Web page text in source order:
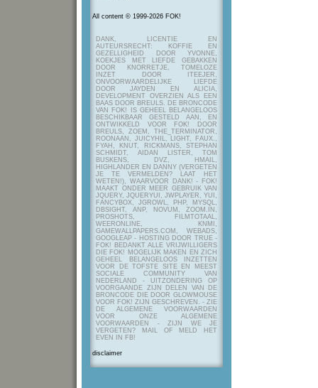
All content © 1999-2026 FOK!
DANK, LICENTIE EN
AUTEURSRECHT: KOFFIE EN
GEZELLIGHEID DOOR YVONNE,
KOEKJES MET LIEFDE GEBAKKEN
DOOR KNORRETJE, TOMELOZE
INZET DOOR ITEEJER,
ONVOORWAARDELIJKE LIEFDE
DOOR JAYDEN EN ALICIA,
DEVELOPMENT OVERZIEN ALS EEN
BAAS DOOR BREULS. DE BRONCODE
VAN FOK! IS GEHEEL BELANGELOOS
BESCHIKBAAR GESTELD AAN, EN
ONTWIKKELD VOOR FOK! DOOR
BREULS, ZOEM, THE_TERMINATOR,
ROONAAN, JUICYHIL, LIGHT, FAUX.,
FYAH, KNUT, RICKMANS, STEPHAN
SCHMIDT, AIDAN LISTER, TOM
BUSKENS, DVZ, HMAIL,
HIGHLANDER EN DANNY (VERGETEN
JE TE VERMELDEN? LAAT HET
WETEN!), WAARVOOR DANK! - FOK!
MAAKT ONDER MEER GEBRUIK VAN
JQUERY, JQUERYUI, JWPLAYER, YUI,
FANCYBOX, JGROWL, PHP, MYSQL,
DBSIGHT, ANP, NOVUM, ZOOM.IN,
PROSHOTS, FILMTOTAAL,
WEERONLINE, KNMI,
GAMEWALLPAPERS.COM, WEBADS,
GOOGLEAP - HOSTING DOOR TRUE -
FOK! BEDANKT ALLE VRIJWILLIGERS
DIE FOK! MOGELIJK MAKEN EN ZICH
GEHEEL BELANGELOOS INZETTEN
VOOR DE TOFSTE SITE EN MEEST
SOCIALE COMMUNITY VAN
NEDERLAND - UITZONDERING OP
VOORGAANDE ZIJN DELEN VAN DE
BRONCODE DIE DOOR GLOWMOUSE
VOOR FOK! ZIJN GESCHREVEN. - ZIE
DE ALGEMENE VOORWAARDEN
VOOR ONZE ALGEMENE
VOORWAARDEN - ZIJN WE JE
VERGETEN? MAIL OF MELD HET
EVEN IN FB!
disclaimer